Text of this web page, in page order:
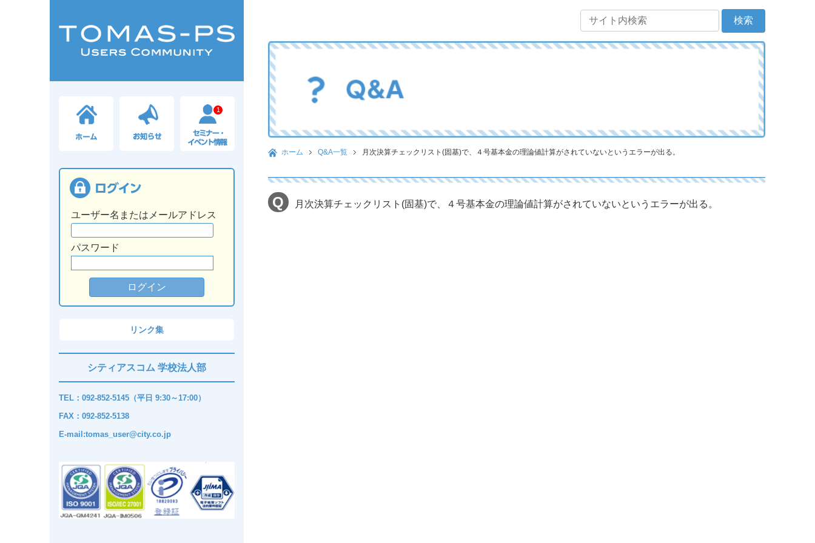
1
ユーザー名またはメールアドレス
パスワード
リンク集
シティアスコム 学校法人部
TEL：092-852-5145（平日 9:30～17:00）
FAX：092-852-5138
E-mail:tomas_user@city.co.jp
ホーム Q&A一覧 月次決算チェックリスト(固基)で、４号基本金の理論値計算がされていないというエラーが出る。
月次決算チェックリスト(固基)で、４号基本金の理論値計算がされていないというエラーが出る。